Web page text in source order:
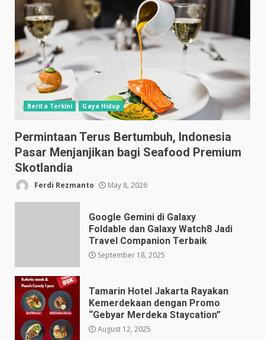
Berita Terkini Gaya Hidup
Permintaan Terus Bertumbuh, Indonesia
Pasar Menjanjikan bagi Seafood Premium
Skotlandia
Ferdi Rezmanto May 8, 2026
Google Gemini di Galaxy
Foldable dan Galaxy Watch8 Jadi
Travel Companion Terbaik
September 18, 2025
Tamarin Hotel Jakarta Rayakan
Kemerdekaan dengan Promo
“Gebyar Merdeka Staycation”
August 12, 2025